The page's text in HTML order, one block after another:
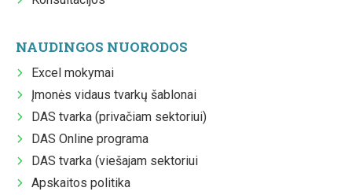
NAUDINGOS NUORODOS
Excel mokymai
Įmonės vidaus tvarkų šablonai
DAS tvarka (privačiam sektoriui)
DAS Online programa
DAS tvarka (viešajam sektoriui
Apskaitos politika